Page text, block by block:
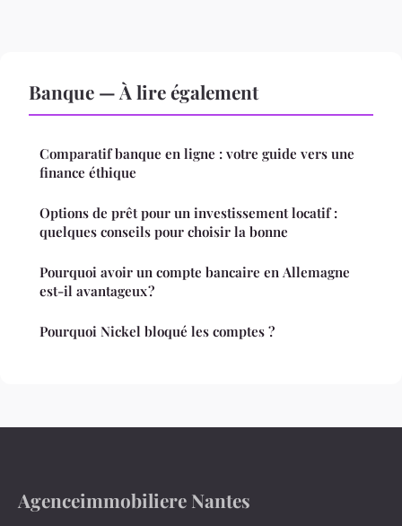
Banque — À lire également
Comparatif banque en ligne : votre guide vers une
finance éthique
Options de prêt pour un investissement locatif :
quelques conseils pour choisir la bonne
Pourquoi avoir un compte bancaire en Allemagne
est-il avantageux ?
Pourquoi Nickel bloqué les comptes ?
Agenceimmobiliere Nantes